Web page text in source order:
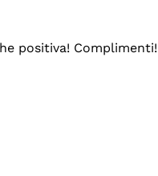
positiva! Complimenti!